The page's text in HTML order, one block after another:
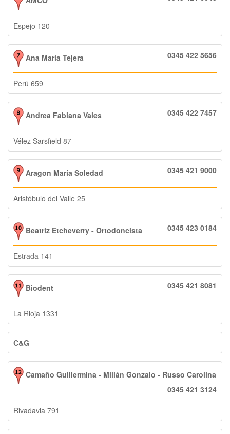
Espejo 120
Ana María Tejera 0345 422 5656
Perú 659
Andrea Fabiana Vales 0345 422 7457
Vélez Sarsfield 87
Aragon María Soledad 0345 421 9000
Aristóbulo del Valle 25
Beatriz Etcheverry - Ortodoncista 0345 423 0184
Estrada 141
Biodent 0345 421 8081
La Rioja 1331
C&G
Camaño Guillermina - Millán Gonzalo - Russo Carolina
0345 421 3124
Rivadavia 791